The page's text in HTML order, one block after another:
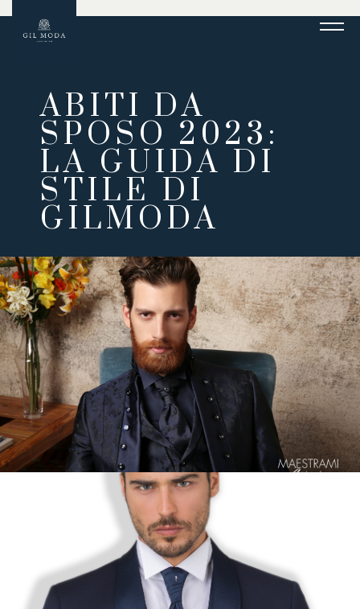
ABITI DA
SPOSO 2023:
LA GUIDA DI
STILE DI
GILMODA